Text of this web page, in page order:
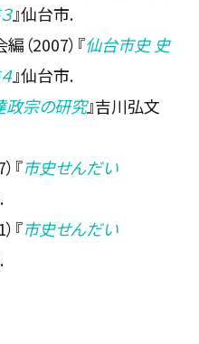
』仙台市.
（2007）『仙台市史 史
』仙台市.
政宗の研究』吉川弘文
『市史せんだい
『市史せんだい